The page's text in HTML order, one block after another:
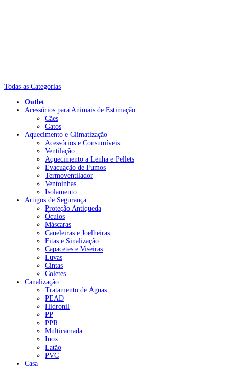
Todas as Categorias
Outlet
Acessórios para Animais de Estimação
Cães
Gatos
Aquecimento e Climatização
Acessórios e Consumíveis
Ventilação
Aquecimento a Lenha e Pellets
Evacuação de Fumos
Termoventilador
Ventoinhas
Isolamento
Artigos de Segurança
Proteção Antiqueda
Óculos
Máscaras
Caneleiras e Joelheiras
Fitas e Sinalização
Capacetes e Viseiras
Luvas
Cintas
Coletes
Canalização
Tratamento de Águas
PEAD
Hidronil
PP
PPR
Multicamada
Inox
Latão
PVC
Casa